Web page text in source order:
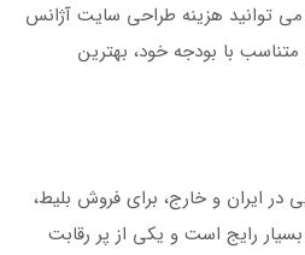
می توانید هزینه طراحی سایت آژانس
با بودجه خود، بهترین
ایران و خارج، برای فروش بلیط،
رایج است و یکی از پر رقابت